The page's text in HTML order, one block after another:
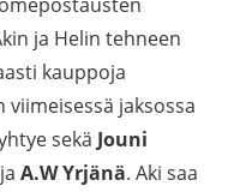
ja Helin tehneen
kauppoja
jaksossa
sekä Jouni
ja A.W Yrjänä. Aki saa